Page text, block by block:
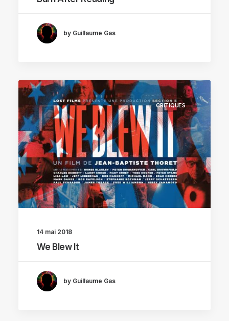
by Guillaume Gas
CRITIQUES
14 mai 2018
We Blew It
by Guillaume Gas